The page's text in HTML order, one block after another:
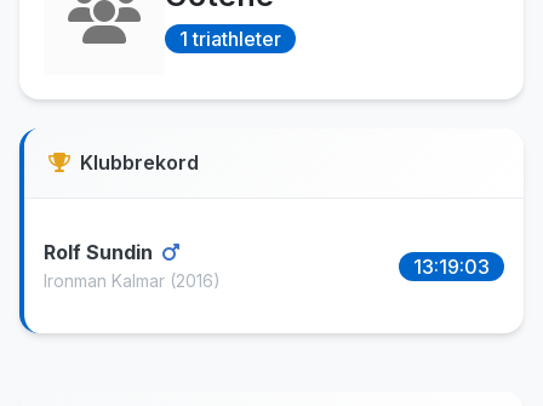
1 triathleter
Klubbrekord
Rolf Sundin
Ironman Kalmar (2016)
13:19:03